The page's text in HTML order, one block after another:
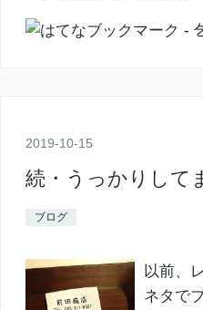
2019-10-15
続・うっかりして
ブログ
以前、
ネタで